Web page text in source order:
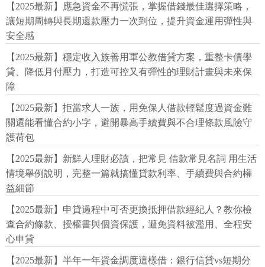
【2025最新】應急資金不再慌張，掌握借錢最佳選擇策略，
讓短期周轉與長期還款壓力一次到位，提升資金運用彈性與
安全感
【2025最新】穩定收入族善用軍公教借貸方案，重整卡債學
貸、降低月付壓力，打造可控又有彈性的理財計畫與未來保
障
【2025最新】拒當求人一族，用免保人借款輕鬆度過資金難
關還能看懂合約小字，避開暴高手續費與不合理條款風險守
護荷包
【2025最新】新鮮人理財必讀，把常見 借款常見名詞 用生活
情境舉例說明，完整一篇就搞懂貸款利率、手續費與合約權
益細節
【2025最新】申貸過程中可否更換抵押借款經紀人？教你檢
查合約條款、授權書與個資保護，避免資料被濫用、全程安
心申貸
【2025最新】半年一年資金調度這樣借：銀行信貸vs短期分